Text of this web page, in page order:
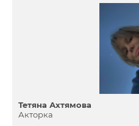
Тетяна Ахтямова
Акторка